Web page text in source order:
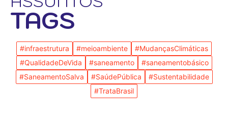
TAGS
#infraestrutura #meioambiente
#MudançasClimáticas
#QualidadeDeVida
#saneamento
#saneamentobásico
#SaneamentoSalva
#SaúdePública
#Sustentabilidade
#TrataBrasil